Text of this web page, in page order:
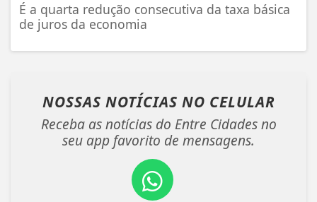
É a quarta redução consecutiva da taxa básica
de juros da economia
NOSSAS NOTÍCIAS NO CELULAR
Receba as notícias do Entre Cidades no
seu app favorito de mensagens.